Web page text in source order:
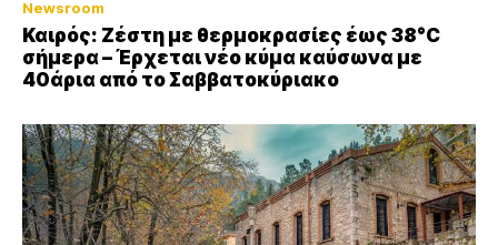
Newsroom
Καιρός: Ζέστη με θερμοκρασίες έως 38°C
σήμερα – Έρχεται νέο κύμα καύσωνα με
40άρια από το Σαββατοκύριακο